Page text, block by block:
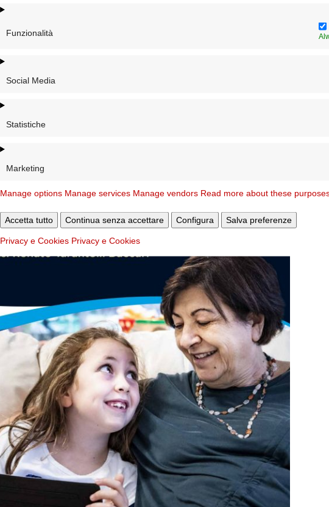
Funzionalità
Social Media
Statistiche
Marketing
Manage options Manage services Manage vendors Read more about these
Accetta tutto Continua senza accettare Configura Salva preferenze
Privacy e Cookies Privacy e Cookies